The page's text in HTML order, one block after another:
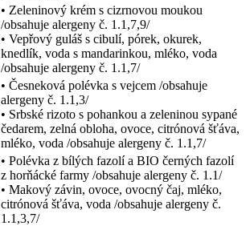
• Zeleninový krém s cizrnovou moukou
/obsahuje alergeny č. 1.1,7,9/
• Vepřový guláš s cibulí, pórek, okurek,
knedlík, voda s mandarinkou, mléko, voda
/obsahuje alergeny č. 1.1,7/
• Česneková polévka s vejcem /obsahuje
alergeny č. 1.1,3/
• Srbské rizoto s pohankou a zeleninou sypané
čedarem, zelná obloha, ovoce, citrónová šťáva,
mléko, voda /obsahuje alergeny č. 1.1,7/
• Polévka z bílých fazolí a BIO černých fazolí
z horňácké farmy /obsahuje alergeny č. 1.1/
• Makový závin, ovoce, ovocný čaj, mléko,
citrónová šťáva, voda /obsahuje alergeny č.
1.1,3,7/